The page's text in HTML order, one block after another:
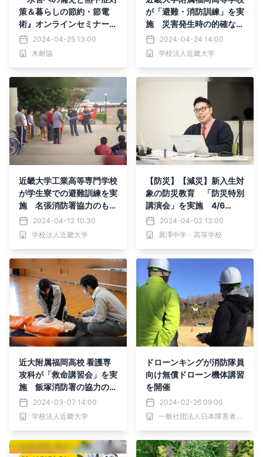
策＆暮らしの節約・節電
術』オンラインセミナーを
2024年6月22日（土）に
開催します
2024-04-25 13:00
木耐協
が「避難・消防訓練」を実
施 災害発生時の的確な判
断力や安全に避難する能力
を養う
2024-04-24 14:00
学校法人近畿大学
近畿大学工業高等専門学校
が学生寮での避難訓練を実
施 名張消防署協力のも
と、災害時の対応を総合的
に学ぶ
2024-04-12 10:30
学校法人近畿大学
【防災】【減災】新入生対
象の防災教育 「防災特別
講演会」を実施 4/6
（土）11：30～12：20
校舎にて実施
2024-04-02 13:00
麗澤中学・高等学校
近大附属福岡高校 看護専
攻科が「救命講習会」を実
施 飯塚消防署の協力のも
と、応急手当の知識と技術
を身につける
2024-03-07 14:00
学校法人近畿大学
ドローンキングが消防隊員
向け無償ドローン機体講習
を開催
2024-02-26 09:00
一般社団法人日本障害者就労支援協会